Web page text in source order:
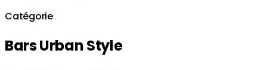
Catégorie
Bars Urban Style